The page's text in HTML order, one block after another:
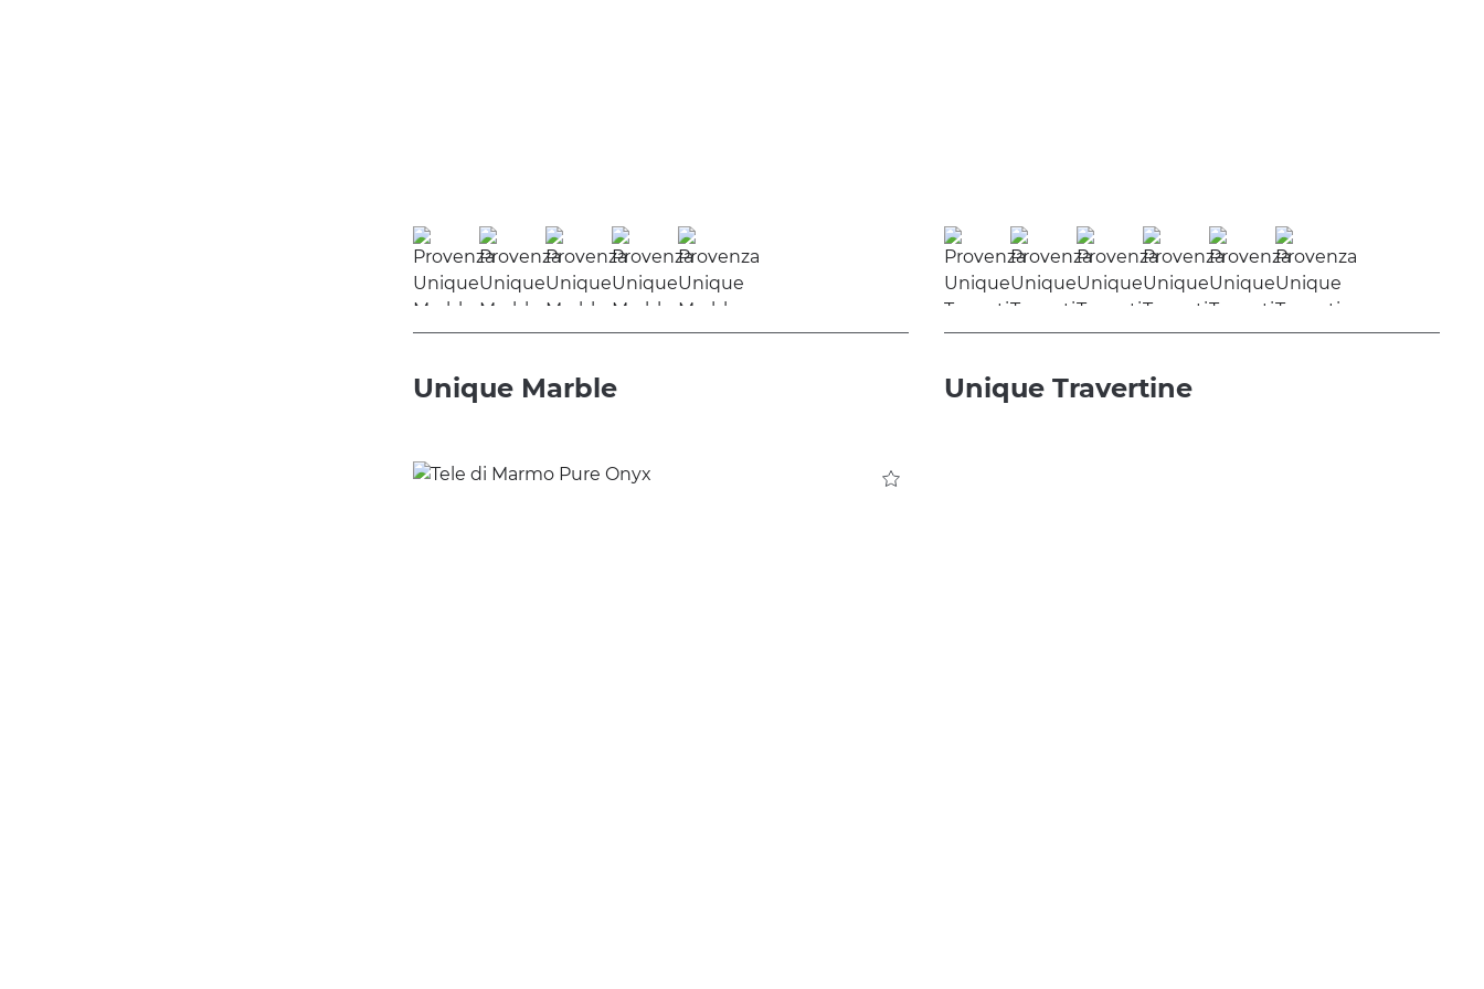
Unique Marble Unique Travertine